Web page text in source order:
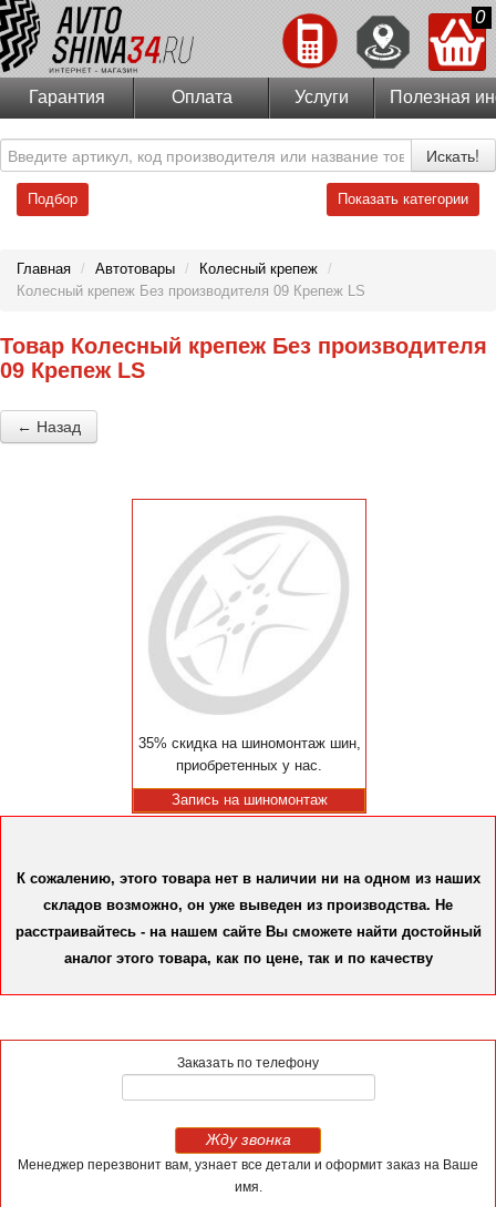
0
Гарантия Оплата Услуги Полезная
Искать!
Подбор Показать категории
Главная / Автотовары / Колесный крепеж /
Колесный крепеж Без производителя 09 Крепеж LS
Товар Колесный крепеж Без производителя
09 Крепеж LS
← Назад
35% скидка на шиномонтаж шин,
приобретенных у нас.
Запись на шиномонтаж
К сожалению, этого товара нет в наличии ни на одном из наших
складов возможно, он уже выведен из производства. Не
расстраивайтесь - на нашем сайте Вы сможете найти достойный
аналог этого товара, как по цене, так и по качеству
Заказать по телефону
Жду звонка
Менеджер перезвонит вам, узнает все детали и оформит заказ на Ваше
имя.